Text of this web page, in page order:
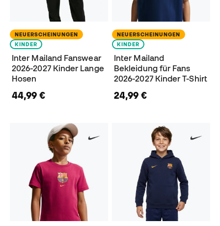
NEUERSCHEINUNGEN
KINDER
Inter Mailand Fanswear
2026-2027 Kinder Lange
Hosen
44,99 €
NEUERSCHEINUNGEN
KINDER
Inter Mailand
Bekleidung für Fans
2026-2027 Kinder T-Shirt
24,99 €